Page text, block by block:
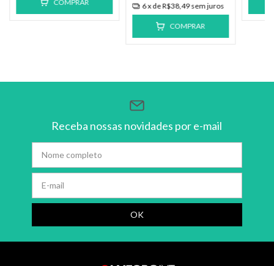
COMPRAR
6x deR$38,49sem juros
COMPRAR
Receba nossas novidades por e-mail